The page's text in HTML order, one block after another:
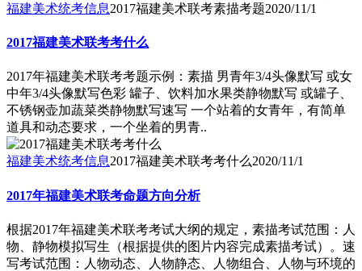
福建美术统考信息2017福建美术联考素描考题2020/11/1
2017福建美术联考考什么
2017年福建美术联考考题示例：素描 男青年3/4头像默写 或女
中年3/4头像默写色彩 罐子、饮料加水果类静物默写 或罐子、
不锈钢壶加蔬菜类静物默写速写 一个站着的女青年，有简单
道具和动态要求，一个坐着的男青..
福建美术统考信息2017福建美术联考考什么2020/11/1
2017年福建美术联考命题方向分析
根据2017年福建美术联考考试大纲的规定，素描考试范围：人
物、静物模拟写生（根据提供的图片内容完成素描考试）。速
写考试范围：人物动态、人物静态、人物组合、人物与环境的